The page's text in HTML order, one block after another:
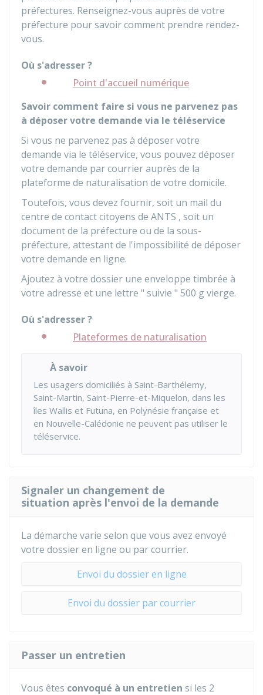
préfectures. Renseignez-vous auprès de votre
préfecture pour savoir comment prendre rendez-
vous.
Où s'adresser ?
Point d'accueil numérique
Savoir comment faire si vous ne parvenez pas
à déposer votre demande via le téléservice
Si vous ne parvenez pas à déposer votre
demande via le téléservice, vous pouvez déposer
votre demande par courrier auprès de la
plateforme de naturalisation de votre domicile.
Toutefois, vous devez fournir, soit un mail du
centre de contact citoyens de ANTS , soit un
document de la préfecture ou de la sous-
préfecture, attestant de l'impossibilité de déposer
votre demande en ligne.
Ajoutez à votre dossier une enveloppe timbrée à
votre adresse et une lettre " suivie " 500 g vierge.
Où s'adresser ?
Plateformes de naturalisation
À savoir
Les usagers domiciliés à Saint-Barthélemy,
Saint-Martin, Saint-Pierre-et-Miquelon, dans les
îles Wallis et Futuna, en Polynésie française et
en Nouvelle-Calédonie ne peuvent pas utiliser le
téléservice.
Signaler un changement de
situation après l'envoi de la demande
La démarche varie selon que vous avez envoyé
votre dossier en ligne ou par courrier.
Envoi du dossier en ligne
Envoi du dossier par courrier
Passer un entretien
Vous êtes convoqué à un entretien si les 2